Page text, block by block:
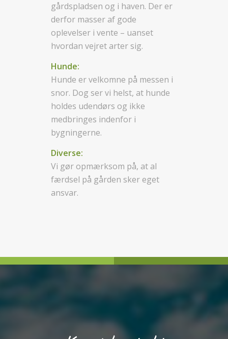
gårdspladsen og i haven. Der er
derfor masser af gode
oplevelser i vente – uanset
hvordan vejret arter sig.
Hunde:
Hunde er velkomne på messen i
snor. Dog ser vi helst, at hunde
holdes udendørs og ikke
medbringes indenfor i
bygningerne.
Diverse:
Vi gør opmærksom på, at al
færdsel på gården sker eget
ansvar.